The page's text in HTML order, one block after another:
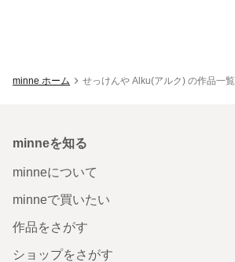
minne ホーム せっけんや Alku(アルク) の作品一覧
minneを知る
minneについて
minneで買いたい
作品をさがす
ショップをさがす